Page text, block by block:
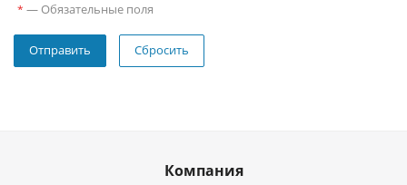
* — Обязательные поля
Сбросить
Компания